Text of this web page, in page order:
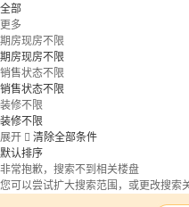
全部
更多
期房现房不限
期房现房不限
销售状态不限
销售状态不限
装修不限
装修不限
展开  清除全部条件
默认排序
非常抱歉，搜索不到相关楼盘
您可以尝试扩大搜索范围，或更改搜索